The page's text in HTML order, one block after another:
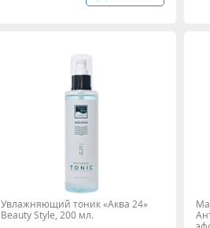
Увлажняющий тоник «Аква 24»
Beauty Style, 200 мл.